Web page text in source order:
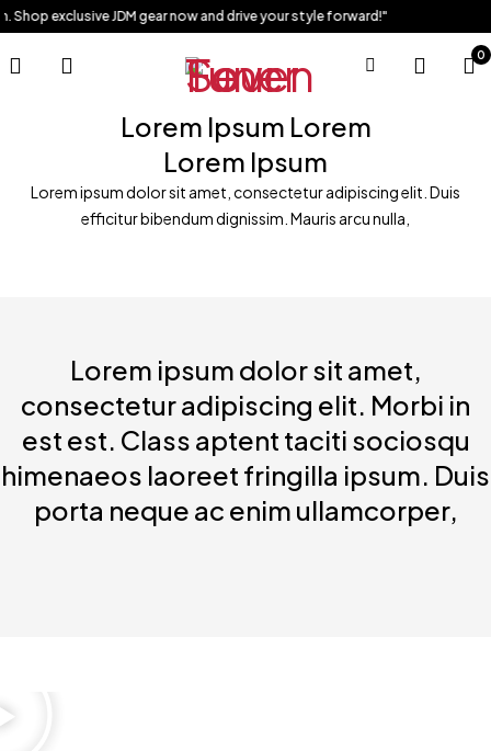
exclusive JDM gear now and drive your style forward!"
0
Lorem Ipsum Lorem
Lorem Ipsum
Lorem ipsum dolor sit amet, consectetur adipiscing elit. Duis
efficitur bibendum dignissim. Mauris arcu nulla,
Lorem ipsum dolor sit amet,
consectetur adipiscing elit. Morbi in
est est. Class aptent taciti sociosqu
himenaeos laoreet fringilla ipsum. Duis
porta neque ac enim ullamcorper,